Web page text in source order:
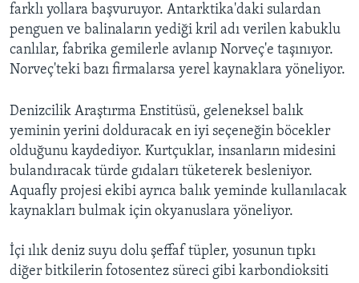
farklı yollara başvuruyor. Antarktika'daki sulardan
penguen ve balinaların yediği kril adı verilen kabuklu
canlılar, fabrika gemilerle avlanıp Norveç'e taşınıyor.
Norveç'teki bazı firmalarsa yerel kaynaklara yöneliyor.
Denizcilik Araştırma Enstitüsü, geleneksel balık
yeminin yerini dolduracak en iyi seçeneğin böcekler
olduğunu kaydediyor. Kurtçuklar, insanların midesini
bulandıracak türde gıdaları tüketerek besleniyor.
Aquafly projesi ekibi ayrıca balık yeminde kullanılacak
kaynakları bulmak için okyanuslara yöneliyor.
İçi ılık deniz suyu dolu şeffaf tüpler, yosunun tıpkı
diğer bitkilerin fotosentez süreci gibi karbondioksiti